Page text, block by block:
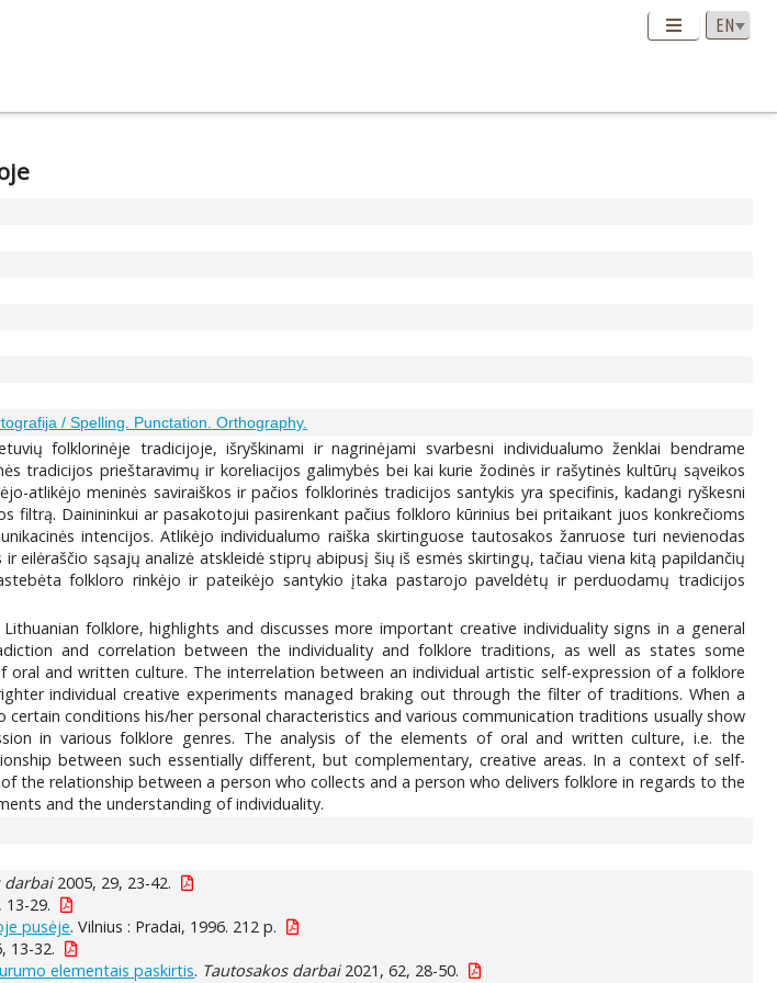
/ Spelling. Punctation. Orthography.
folklorinėje tradicijoje, išryškinami ir nagrinėjami svarbesni individualumo ženklai bendrame
tradicijos prieštaravimų ir koreliacijos galimybės bei kai kurie žodinės ir rašytinės kultūrų sąveikos
atlikėjo meninės saviraiškos ir pačios folklorinės tradicijos santykis yra specifinis, kadangi ryškesni
filtrą. Dainininkui ar pasakotojui pasirenkant pačius folkloro kūrinius bei pritaikant juos konkrečioms
intencijos. Atlikėjo individualumo raiška skirtinguose tautosakos žanruose turi nevienodas
eilėraščio sąsajų analizė atskleidė stiprų abipusį šių iš esmės skirtingų, tačiau viena kitą papildančių
folkloro rinkėjo ir pateikėjo santykio įtaka pastarojo paveldėtų ir perduodamų tradicijos
folklore, highlights and discusses more important creative individuality signs in a general
and correlation between the individuality and folklore traditions, as well as states some
and written culture. The interrelation between an individual artistic self-expression of a folklore
individual creative experiments managed braking out through the filter of traditions. When a
conditions his/her personal characteristics and various communication traditions usually show
in various folklore genres. The analysis of the elements of oral and written culture, i.e. the
between such essentially different, but complementary, creative areas. In a context of self-
the relationship between a person who collects and a person who delivers folklore in regards to the
and the understanding of individuality.
darbai2005, 29, 23-42.
29.
pusėje. Vilnius : Pradai, 1996. 212 p.
13-32.
elementais paskirtis. Tautosakos darbai2021, 62, 28-50.